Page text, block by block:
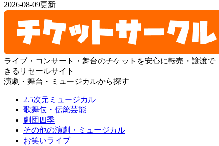
2026-08-09更新
ライブ・コンサート・舞台のチケットを安心に転売・譲渡で
きるリセールサイト
演劇・舞台・ミュージカルから探す
2.5次元ミュージカル
歌舞伎・伝統芸能
劇団四季
その他の演劇・ミュージカル
お笑いライブ